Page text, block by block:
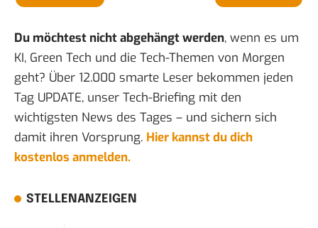
Du möchtest nicht abgehängt werden, wenn es um
KI, Green Tech und die Tech-Themen von Morgen
geht? Über 12.000 smarte Leser bekommen jeden
Tag UPDATE, unser Tech-Briefing mit den
wichtigsten News des Tages – und sichern sich
damit ihren Vorsprung. Hier kannst du dich
kostenlos anmelden.
STELLENANZEIGEN